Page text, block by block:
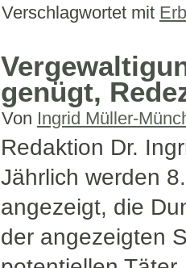
Verschlagwortet mit
genügt,
Von Ingrid Müller-
Redaktion Dr.
Jährlich werden
angezeigt, die
der angezeigten